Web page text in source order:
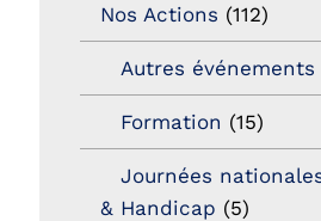
Nos Actions (112)
Autres événements
Formation (15)
Journées
& Handicap (5)